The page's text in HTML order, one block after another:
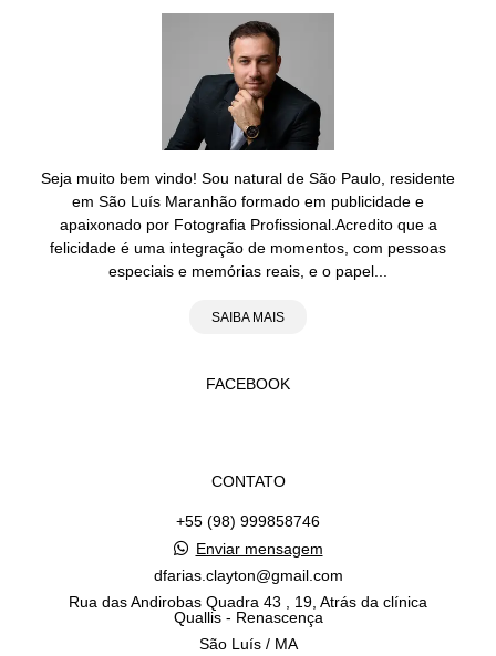
Seja muito bem vindo! Sou natural de São Paulo, residente
em São Luís Maranhão formado em publicidade e
apaixonado por Fotografia Profissional.Acredito que a
felicidade é uma integração de momentos, com pessoas
especiais e memórias reais, e o papel...
SAIBA MAIS
FACEBOOK
CONTATO
+55 (98) 999858746
Enviar mensagem
dfarias.clayton@gmail.com
Rua das Andirobas Quadra 43 , 19, Atrás da clínica
Quallis - Renascença
São Luís / MA